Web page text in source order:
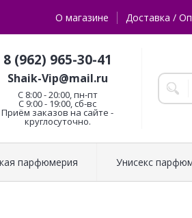
О магазине Доставка /
8 (962) 965-30-41
Shaik-Vip@mail.ru
C 8:00 - 20:00, пн-пт
С 9:00 - 19:00, сб-вс
Приём заказов на сайте -
круглосуточно.
парфюмерия Унисекс